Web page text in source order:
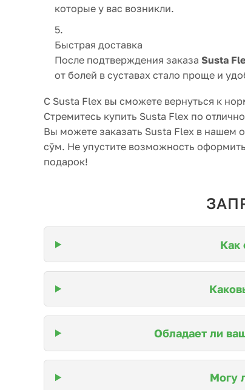
которые у вас возникли.
Быстрая доставка
После подтверждения заказа Susta
от болей в суставах стало проще и
С Susta Flex вы сможете вернуться к
Стремитесь купить Susta Flex по
Вы можете заказать Susta Flex в нашем
сўм. Не упустите возможность
подарок!
Как
Обладает ли
Могу